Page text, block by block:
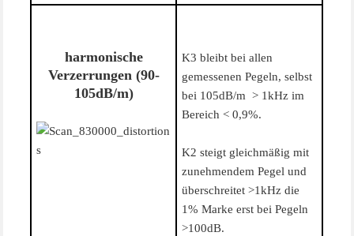
harmonische
Verzerrungen (90-
105dB/m)
K3 bleibt bei allen
gemessenen Pegeln, selbst
bei 105dB/m > 1kHz im
Bereich < 0,9%.
K2 steigt gleichmäßig mit
zunehmendem Pegel und
überschreitet >1kHz die
1% Marke erst bei Pegeln
>100dB.